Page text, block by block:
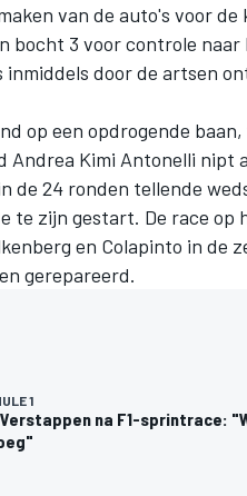
van de auto's voor
bocht 3 voor controle
inmiddels door de artsen
op een opdrogende
Andrea Kimi Antonelli nipt
de 24 ronden tellende
te zijn gestart. De race op
en Colapinto in de
gerepareerd.
1
Verstappen na F1-sprintrace: